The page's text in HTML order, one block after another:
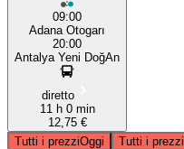
09:00
Adana Otogarı
20:00
Antalya Yeni DoğAn
diretto
11 h 0 min
12,75 €
Tutti i prezziOggi Tutti i prezzi